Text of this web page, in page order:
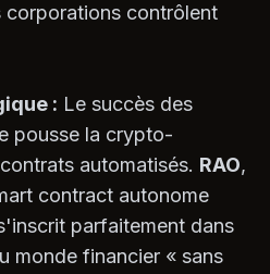
corporations contrôlent
: Le succès des
pousse la crypto-
automatisés. RAO,
contract autonome
parfaitement dans
monde financier « sans